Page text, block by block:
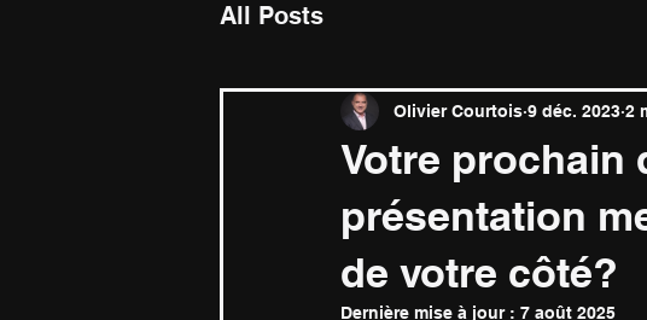
All Posts
Votre prochain
présentation
de votre côté?
Olivier Courtois 9 déc. 2023 2
Dernière mise à jour : 7 août 2025